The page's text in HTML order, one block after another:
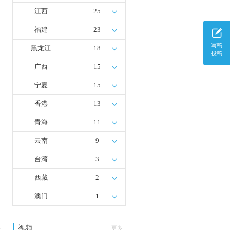
写稿
投稿
江西 25
福建 23
黑龙江 18
广西 15
宁夏 15
香港 13
青海 11
云南 9
台湾 3
西藏 2
澳门 1
视频 更多